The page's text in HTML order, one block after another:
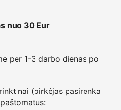
nuo 30 Eur
per 1-3 darbo dienas po
(pirkėjas pasirenka